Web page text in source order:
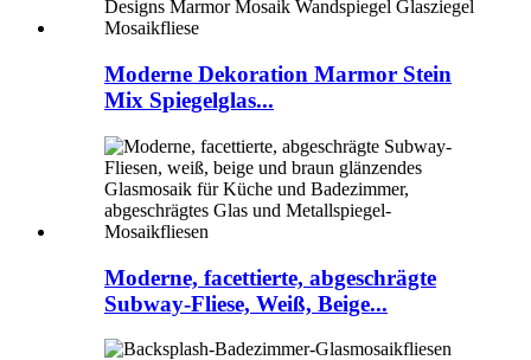
Moderne Dekoration Marmor Stein
Mix Spiegelglas...
Moderne, facettierte, abgeschrägte
Subway-Fliese, Weiß, Beige...